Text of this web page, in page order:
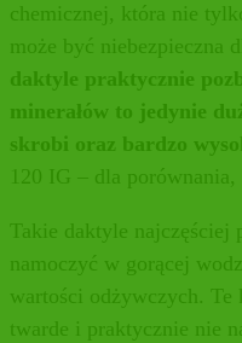
chemicznej, która nie
może być niebezpieczna
daktyle praktycznie
minerałów to jedynie
skrobi oraz bardzo
120 IG – dla
Takie daktyle najczęściej
namoczyć w gorącej
wartości odżywczych. Te
twarde i praktycznie nie